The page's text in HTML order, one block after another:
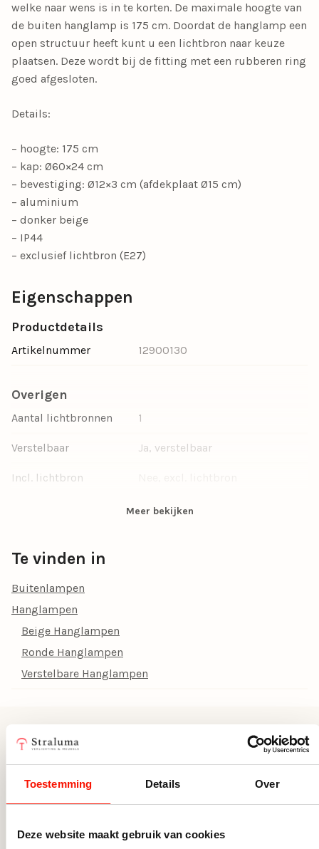
Toestemming Details Over
Deze website maakt gebruik van cookies
welke naar wens is in te korten. De maximale hoogte van
de buiten hanglamp is 175 cm. Doordat de hanglamp een
open structuur heeft kunt u een lichtbron naar keuze
plaatsen. Deze wordt bij de fitting met een rubberen ring
goed afgesloten.
Details:
– hoogte: 175 cm
– kap: Ø60×24 cm
– bevestiging: Ø12×3 cm (afdekplaat Ø15 cm)
– aluminium
– donker beige
– IP44
– exclusief lichtbron (E27)
Eigenschappen
Productdetails
Artikelnummer 12900130
Overigen
Aantal lichtbronnen 1
Verstelbaar Ja, verstelbaar
Incl. lichtbron
20
Dimbaar
Kleur
Vorm
Doorsnede Ø (cm)
Fitting E27
Goedgekeurd IP44
Meer bekijken
Te vinden in
Buitenlampen
Hanglampen
Beige Hanglampen
Ronde Hanglampen
Verstelbare Hanglampen
Zoek een bijpassende lichtbron
Dimbare lichtbronnen schakelaar